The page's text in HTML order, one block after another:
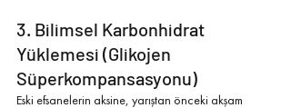
3. Bilimsel Karbonhidrat
Yüklemesi (Glikojen
Süperkompansasyonu)
Eski efsanelerin aksine, yarıştan önceki akşam